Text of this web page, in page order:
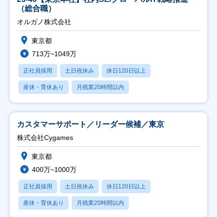
（総合職）
オルガノ株式会社
東京都
713万~1049万
正社員採用 土日祝休み 休日120日以上
産休・育休あり 月残業20時間以内
カスタマーサポート／リーダー候補／東京
株式会社Cygames
東京都
400万~1000万
正社員採用 土日祝休み 休日120日以上
産休・育休あり 月残業20時間以内